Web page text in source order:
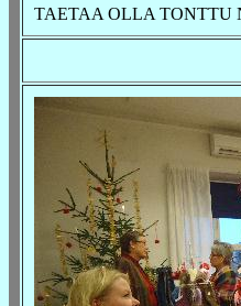
TAETAA OLLA TONTTU